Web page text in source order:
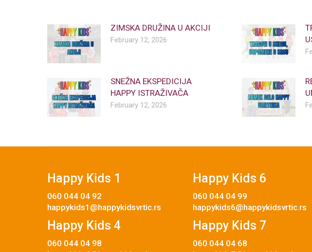
ZIMSKA DRUŽINA U AKCIJI
February 12, 2026
SNEŽNA EKSPEDICIJA
HAPPY ISTRAŽIVAČA
February 12, 2026
Happy Kids 1
060 044 04 92
happykids1@happykidsvrtic.rs
Happy Kids 4
060 044 04 98
Happy Kids 6
060 044 04 99
happykids6@happykidsvrtic.rs
Happy Kids 7
060 044 04 68